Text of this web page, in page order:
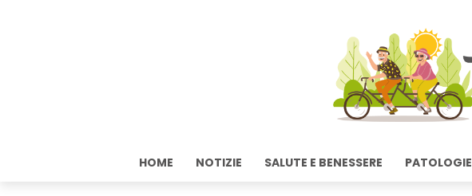
HOME NOTIZIE SALUTE E BENESSERE PATOLOGIE